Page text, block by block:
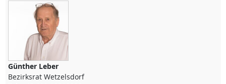
Günther Leber
Bezirksrat Wetzelsdorf